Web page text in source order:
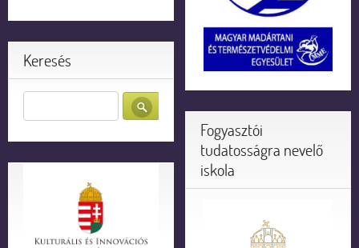
Keresés
Fogyasztói
tudatosságra nevelő
iskola